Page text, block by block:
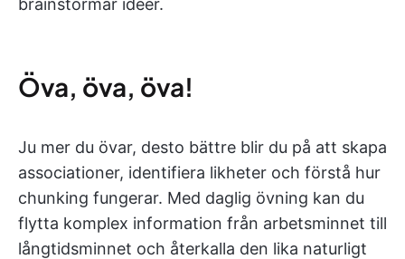
brainstormar idéer.
Öva, öva, öva!
Ju mer du övar, desto bättre blir du på att skapa
associationer, identifiera likheter och förstå hur
chunking fungerar. Med daglig övning kan du
flytta komplex information från arbetsminnet till
långtidsminnet och återkalla den lika naturligt